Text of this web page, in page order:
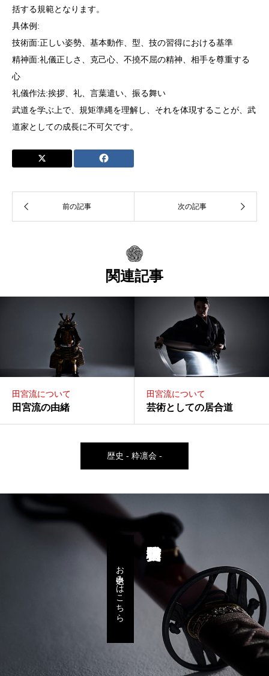
括する規範となります。
具体例:
技術面:正しい姿勢、基本動作、型、技の習得における基準
精神面:礼儀正しさ、克己心、不撓不屈の精神、相手を尊重する
心
礼儀作法:挨拶、礼、言葉遣い、振る舞い
武道を学ぶ上で、規矩準縄を理解し、それを体現することが、武
道家としての成長に不可欠です。
関連記事
田宮流について
田宮流の由緒
田宮流について
芸術としての居合道
歴史 - 粋凛会 -
お申込みはこちら